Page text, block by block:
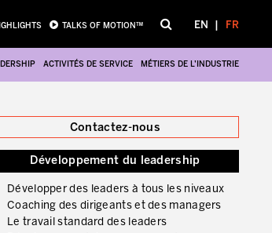
TALKS OF MOTION™ EN FR
ACTIVITÉS DE SERVICE MÉTIERS DE L’INDUSTRIE
Fermer
Contactez-nous
Développement du leadership
Développer des leaders à tous les niveaux
Coaching des dirigeants et des managers
Le travail standard des leaders